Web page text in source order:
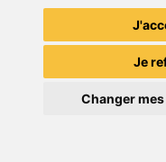
Je
Changer
Statuette Harley Quinn
La Mystérieuse
Nantaise
Télécharge notre